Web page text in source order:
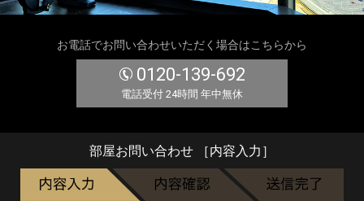
お電話でお問い合わせいただく場合はこちらから
0120-139-692
電話受付 24時間 年中無休
部屋お問い合わせ ［内容入力］